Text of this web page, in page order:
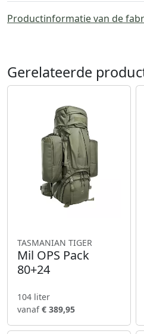
Productinformatie van de
Gerelateerde
TASMANIAN TIGER
Mil OPS Pack
80+24
104 liter
vanaf€ 389,95